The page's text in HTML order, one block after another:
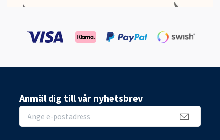
Anmäl dig till vår nyhetsbrev